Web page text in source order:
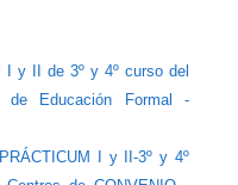
I y II de 3º y 4º curso del
de Educación Formal -
I y II-3º y 4º